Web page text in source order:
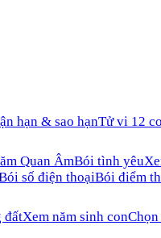
hạn & sao hạnTử vi 12
Quan ÂmBói tình yêu
số điện thoạiBói điểm
đấtXem năm sinh con